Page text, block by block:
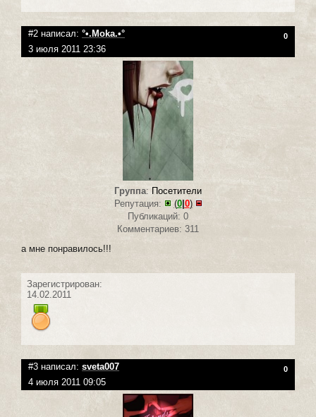
#2 написал: °•.Moka.•° 0
3 июля 2011 23:36
Группа: Посетители
Репутация:
(0| 0)
Публикаций: 0
Комментариев: 311
а мне понравилось!!!
Зарегистрирован:
14.02.2011
#3 написал: sveta007 0
4 июля 2011 09:05